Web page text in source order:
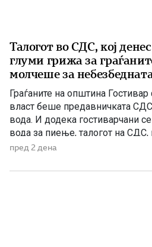
Талогот во СДС, кој
глуми грижа за
молчеше за
Граѓаните на општина
власт беше предавничката
вода. И додека гостиварчани се
вода за пиење, талогот на СДС,
загриженост, само за да ќари
анализи, во повеќе наврати во
пред 2 дена